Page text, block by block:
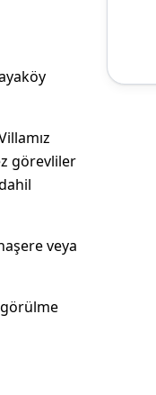
görevliler
veya